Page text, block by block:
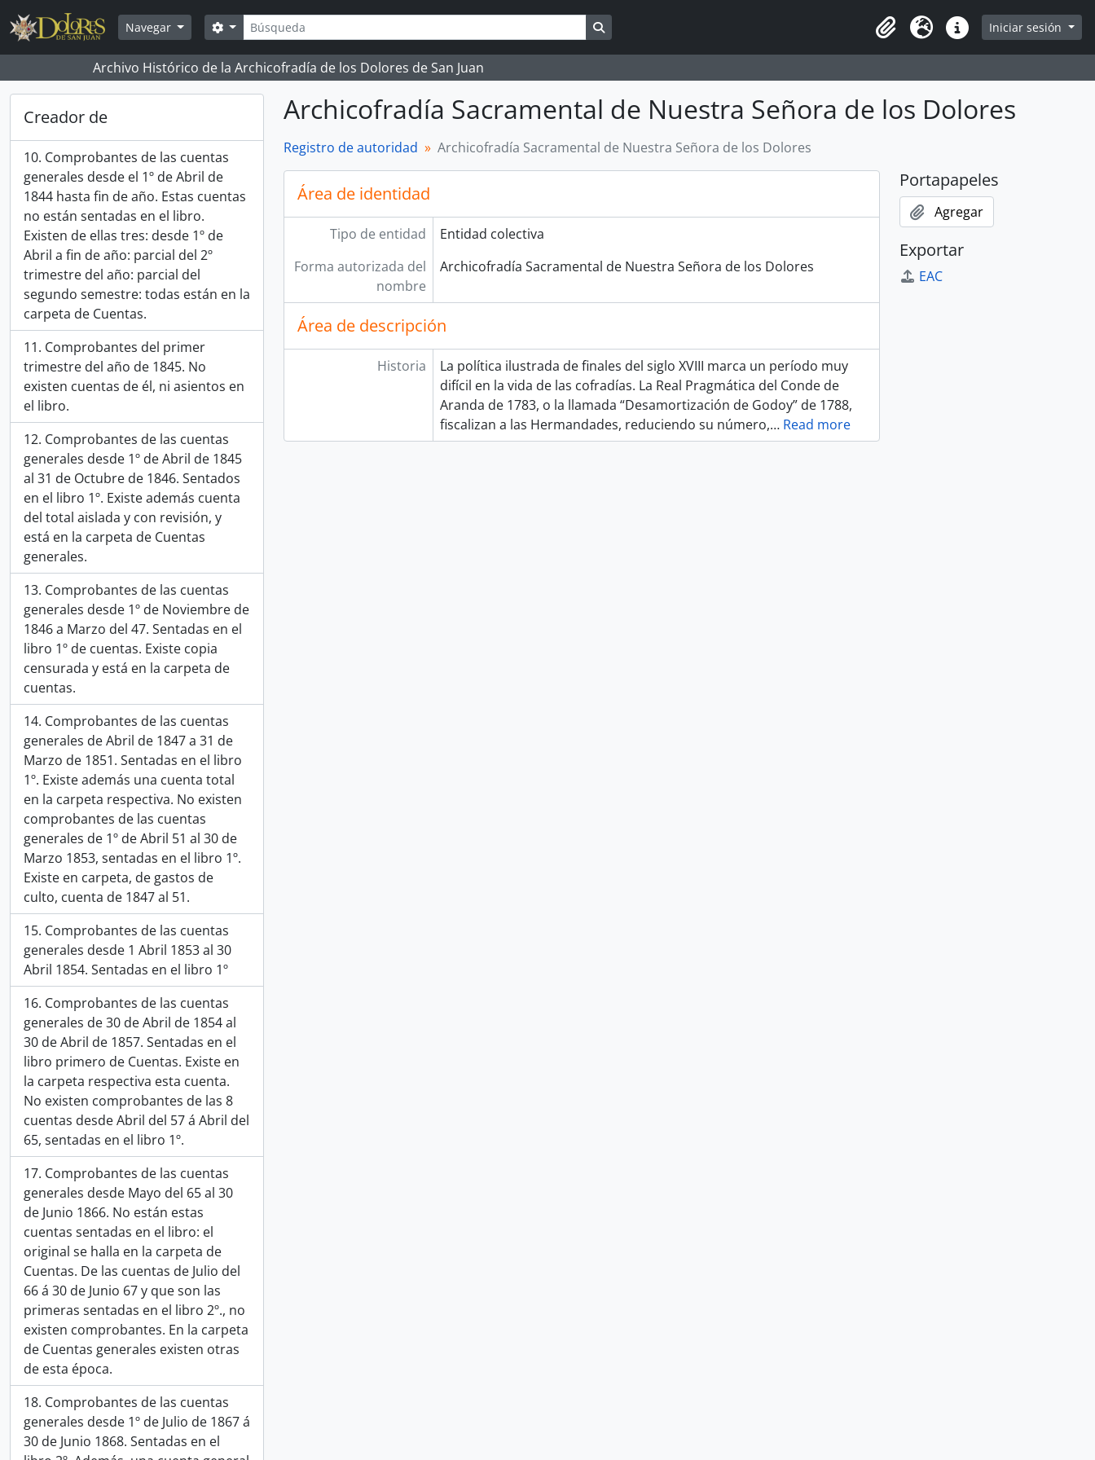
Skip to main content
Navegar
Búsqueda
Search options Search in browse page
Portapapeles
Idioma Enlaces rápidos
Iniciar sesión
Archivo Histórico de la Archicofradía de los Dolores de San Juan
Creador de
10. Comprobantes de las cuentas
generales desde el 1º de Abril de
1844 hasta fin de año. Estas cuentas
no están sentadas en el libro.
Existen de ellas tres: desde 1º de
Abril a fin de año: parcial del 2º
trimestre del año: parcial del
segundo semestre: todas están en la
carpeta de Cuentas.
11. Comprobantes del primer
trimestre del año de 1845. No
existen cuentas de él, ni asientos en
el libro.
12. Comprobantes de las cuentas
generales desde 1º de Abril de 1845
al 31 de Octubre de 1846. Sentados
en el libro 1º. Existe además cuenta
del total aislada y con revisión, y
está en la carpeta de Cuentas
generales.
13. Comprobantes de las cuentas
generales desde 1º de Noviembre de
1846 a Marzo del 47. Sentadas en el
libro 1º de cuentas. Existe copia
censurada y está en la carpeta de
cuentas.
14. Comprobantes de las cuentas
generales de Abril de 1847 a 31 de
Marzo de 1851. Sentadas en el libro
1º. Existe además una cuenta total
en la carpeta respectiva. No existen
comprobantes de las cuentas
generales de 1º de Abril 51 al 30 de
Marzo 1853, sentadas en el libro 1º.
Existe en carpeta, de gastos de
culto, cuenta de 1847 al 51.
15. Comprobantes de las cuentas
generales desde 1 Abril 1853 al 30
Abril 1854. Sentadas en el libro 1º
16. Comprobantes de las cuentas
generales de 30 de Abril de 1854 al
30 de Abril de 1857. Sentadas en el
libro primero de Cuentas. Existe en
la carpeta respectiva esta cuenta.
No existen comprobantes de las 8
cuentas desde Abril del 57 á Abril del
65, sentadas en el libro 1º.
17. Comprobantes de las cuentas
generales desde Mayo del 65 al 30
de Junio 1866. No están estas
cuentas sentadas en el libro: el
original se halla en la carpeta de
Cuentas. De las cuentas de Julio del
66 á 30 de Junio 67 y que son las
primeras sentadas en el libro 2º., no
existen comprobantes. En la carpeta
de Cuentas generales existen otras
de esta época.
18. Comprobantes de las cuentas
generales desde 1º de Julio de 1867 á
30 de Junio 1868. Sentadas en el
Archicofradía Sacramental de Nuestra Señora de los Dolores
Registro de autoridad Archicofradía Sacramental de Nuestra Señora de los Dolores
Área de identidad
Tipo de entidad
Entidad colectiva
Forma autorizada del
nombre
Archicofradía Sacramental de Nuestra Señora de los Dolores
Área de descripción
Historia
La política ilustrada de finales del siglo XVIII marca un período muy
difícil en la vida de las cofradías. La Real Pragmática del Conde de
Aranda de 1783, o la llamada “Desamortización de Godoy” de 1788,
fiscalizan a las Hermandades, reduciendo su número,… Read more
Portapapeles
Agregar
Exportar
EAC